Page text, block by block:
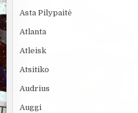
Asta Pilypaitė
Atlanta
Atleisk
Atsitiko
Audrius
Auggi